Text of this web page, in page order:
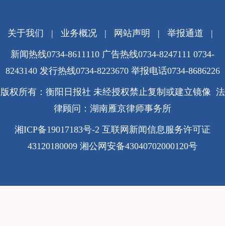
关于我们 | 业务概况| 网站声明 | 举报通道 |
新闻热线0734-8611110 广告热线0734-8247111 0734-
8243140 发行热线0734-8223670 举报电话0734-8686226
版权所有：衡阳日报社 未经授权禁止复制或建立镜像 法
律顾问：湖南雁京律师事务所
湘ICP备19017183号-2 互联网新闻信息服务许可证
43120180009 湘公网安备43040702000120号